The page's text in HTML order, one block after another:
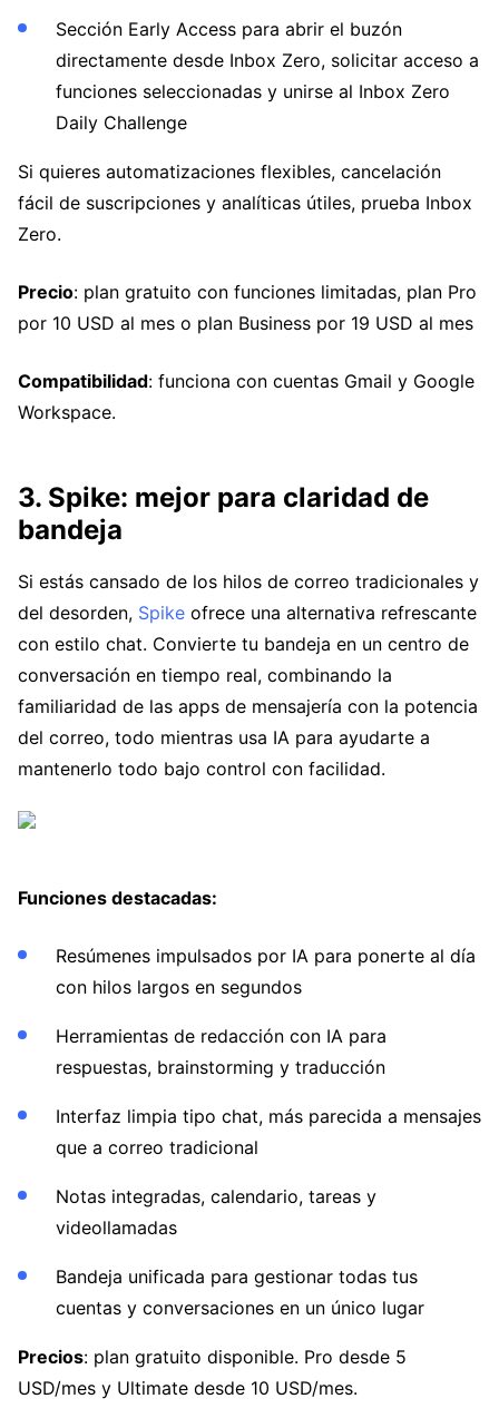
Sección Early Access para abrir el buzón
directamente desde Inbox Zero, solicitar acceso a
funciones seleccionadas y unirse al Inbox Zero
Daily Challenge
Si quieres automatizaciones flexibles, cancelación
fácil de suscripciones y analíticas útiles, prueba Inbox
Zero.
Precio: plan gratuito con funciones limitadas, plan Pro
por 10 USD al mes o plan Business por 19 USD al mes
Compatibilidad: funciona con cuentas Gmail y Google
Workspace.
3. Spike: mejor para claridad de
bandeja
Si estás cansado de los hilos de correo tradicionales y
del desorden, Spike ofrece una alternativa refrescante
con estilo chat. Convierte tu bandeja en un centro de
conversación en tiempo real, combinando la
familiaridad de las apps de mensajería con la potencia
del correo, todo mientras usa IA para ayudarte a
mantenerlo todo bajo control con facilidad.
Funciones destacadas:
Resúmenes impulsados por IA para ponerte al día
con hilos largos en segundos
Herramientas de redacción con IA para
respuestas, brainstorming y traducción
Interfaz limpia tipo chat, más parecida a mensajes
que a correo tradicional
Notas integradas, calendario, tareas y
videollamadas
Bandeja unificada para gestionar todas tus
cuentas y conversaciones en un único lugar
Precios: plan gratuito disponible. Pro desde 5
USD/mes y Ultimate desde 10 USD/mes.